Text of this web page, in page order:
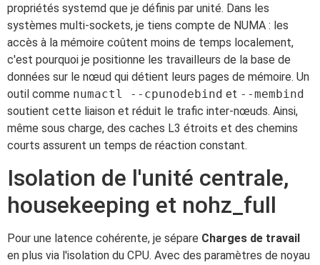
propriétés systemd que je définis par unité. Dans les
systèmes multi-sockets, je tiens compte de NUMA : les
accès à la mémoire coûtent moins de temps localement,
c'est pourquoi je positionne les travailleurs de la base de
données sur le nœud qui détient leurs pages de mémoire. Un
outil comme numactl --cpunodebind et --membind
soutient cette liaison et réduit le trafic inter-nœuds. Ainsi,
même sous charge, des caches L3 étroits et des chemins
courts assurent un temps de réaction constant.
Isolation de l'unité centrale,
housekeeping et nohz_full
Pour une latence cohérente, je sépare Charges de travail
en plus via l'isolation du CPU. Avec des paramètres de noyau